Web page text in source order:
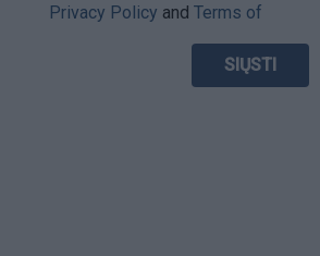
Privacy Policy and Terms of